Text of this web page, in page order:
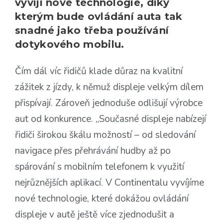
vyvíjí nové technologie, díky
kterým bude ovládání auta tak
snadné jako třeba používání
dotykového mobilu.
Čím dál víc řidičů klade důraz na kvalitní
zážitek z jízdy, k němuž displeje velkým dílem
přispívají. Zároveň jednoduše odlišují výrobce
aut od konkurence. „Současné displeje nabízejí
řidiči širokou škálu možností – od sledování
navigace přes přehrávání hudby až po
spárování s mobilním telefonem k využití
nejrůznějších aplikací. V Continentalu vyvíjíme
nové technologie, které dokážou ovládání
displeje v autě ještě více zjednodušit a